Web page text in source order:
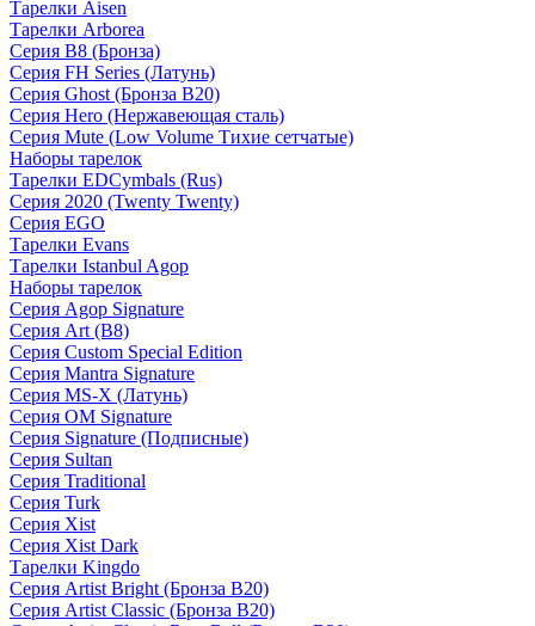
Тарелки Aisen
Тарелки Arborea
Серия B8 (Бронза)
Серия FH Series (Латунь)
Серия Ghost (Бронза B20)
Серия Hero (Нержавеющая сталь)
Серия Mute (Low Volume Тихие сетчатые)
Наборы тарелок
Тарелки EDCymbals (Rus)
Серия 2020 (Twenty Twenty)
Серия EGO
Тарелки Evans
Тарелки Istanbul Agop
Наборы тарелок
Серия Agop Signature
Серия Art (B8)
Серия Custom Special Edition
Серия Mantra Signature
Серия MS-X (Латунь)
Серия OM Signature
Серия Signature (Подписные)
Серия Sultan
Серия Traditional
Серия Turk
Серия Xist
Серия Xist Dark
Тарелки Kingdo
Серия Artist Bright (Бронза B20)
Серия Artist Classic (Бронза B20)